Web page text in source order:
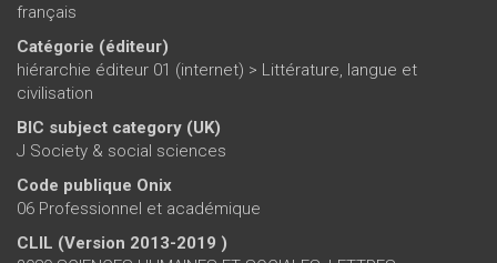
français
Catégorie (éditeur)
hiérarchie éditeur 01 (internet) > Littérature, langue et
civilisation
BIC subject category (UK)
J Society & social sciences
Code publique Onix
06 Professionnel et académique
CLIL (Version 2013-2019 )